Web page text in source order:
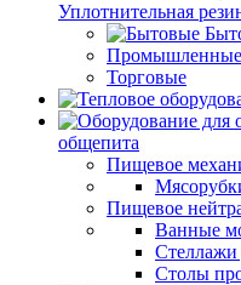
Уплотнительная
Промышленные
Торговые
общепита
Пищевое
Пищевое
Ванные
Стеллажи
Столы